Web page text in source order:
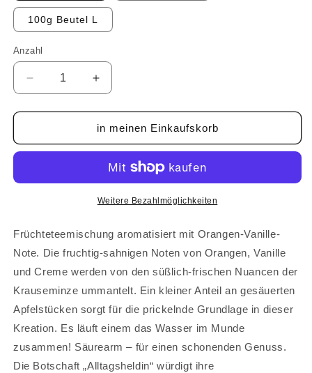
100g Beutel L
Anzahl
Anzahl
Verringere
die
Menge
AlltagsHELDIN
Erhöhe
die
Menge
für
AlltagsHELDIN
Tee
in meinen Einkaufskorb
Weitere Bezahlmöglichkeiten
Früchteteemischung aromatisiert mit Orangen-Vanille-
Note. Die fruchtig-sahnigen Noten von Orangen, Vanille
und Creme werden von den süßlich-frischen Nuancen der
Krauseminze ummantelt. Ein kleiner Anteil an gesäuerten
Apfelstücken sorgt für die prickelnde Grundlage in dieser
Kreation. Es läuft einem das Wasser im Munde
zusammen! Säurearm – für einen schonenden Genuss.
Die Botschaft „Alltagsheldin“ würdigt ihre